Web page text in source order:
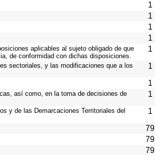
1
1
1
1
aplicables al sujeto obligado de que
de conformidad con dichas disposiciones.
1
sectoriales, y las modificaciones que a los
1
1
así como, en la toma de decisiones de
1
y de las Demarcaciones Territoriales del
1
79
79
79